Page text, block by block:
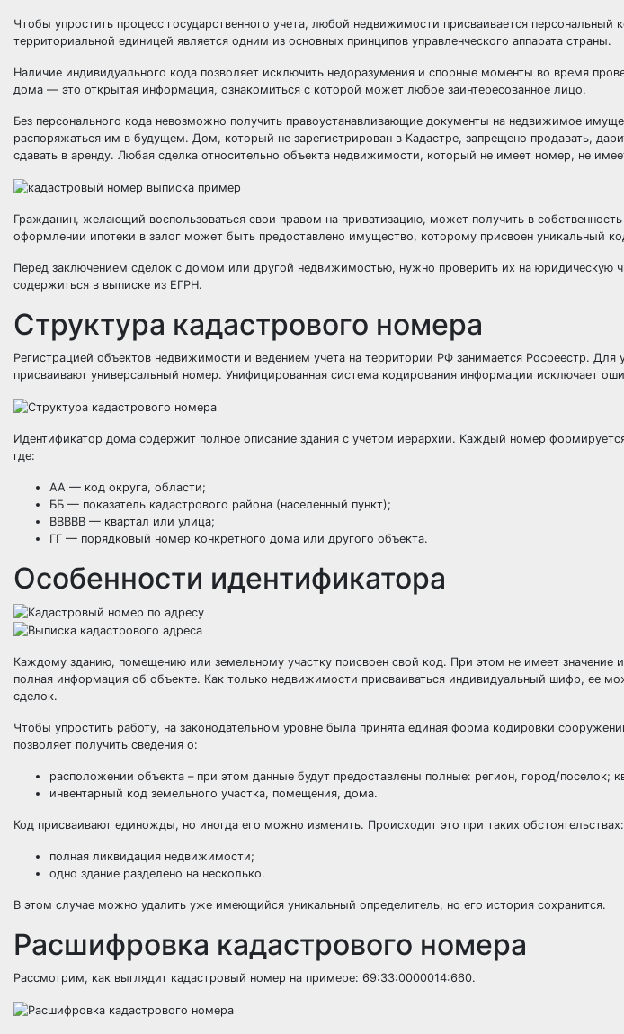
Чтобы упростить процесс государственного учета, любой недвижимости присваивается персональный
территориальной единицей является одним из основных принципов управленческого аппарата страны.
Наличие индивидуального кода позволяет исключить недоразумения и спорные моменты во время
дома — это открытая информация, ознакомиться с которой может любое заинтересованное лицо.
Без персонального кода невозможно получить правоустанавливающие документы на недвижимое
распоряжаться им в будущем. Дом, который не зарегистрирован в Кадастре, запрещено продавать,
сдавать в аренду. Любая сделка относительно объекта недвижимости, который не имеет номер, не
Гражданин, желающий воспользоваться свои правом на приватизацию, может получить в
оформлении ипотеки в залог может быть предоставлено имущество, которому присвоен уникальный
Перед заключением сделок с домом или другой недвижимостью, нужно проверить их на юридическую
содержиться в выписке из ЕГРН.
Структура кадастрового номера
Регистрацией объектов недвижимости и ведением учета на территории РФ занимается Росреестр.
присваивают универсальный номер. Унифицированная система кодирования информации исключает
Идентификатор дома содержит полное описание здания с учетом иерархии. Каждый номер
где:
АА — код округа, области;
ББ — показатель кадастрового района (населенный пункт);
ВВВВВ — квартал или улица;
ГГ — порядковый номер конкретного дома или другого объекта.
Особенности идентификатора
Каждому зданию, помещению или земельному участку присвоен свой код. При этом не имеет значение
полная информация об объекте. Как только недвижимости присваиваться индивидуальный шифр, ее
сделок.
Чтобы упростить работу, на законодательном уровне была принята единая форма кодировки
позволяет получить сведения о:
расположении объекта – при этом данные будут предоставлены полные: регион, город/поселок;
инвентарный код земельного участка, помещения, дома.
Код присваивают единожды, но иногда его можно изменить. Происходит это при таких обстоятельствах:
полная ликвидация недвижимости;
одно здание разделено на несколько.
В этом случае можно удалить уже имеющийся уникальный определитель, но его история сохранится.
Расшифровка кадастрового номера
Рассмотрим, как выглядит кадастровый номер на примере: 69:33:0000014:660.